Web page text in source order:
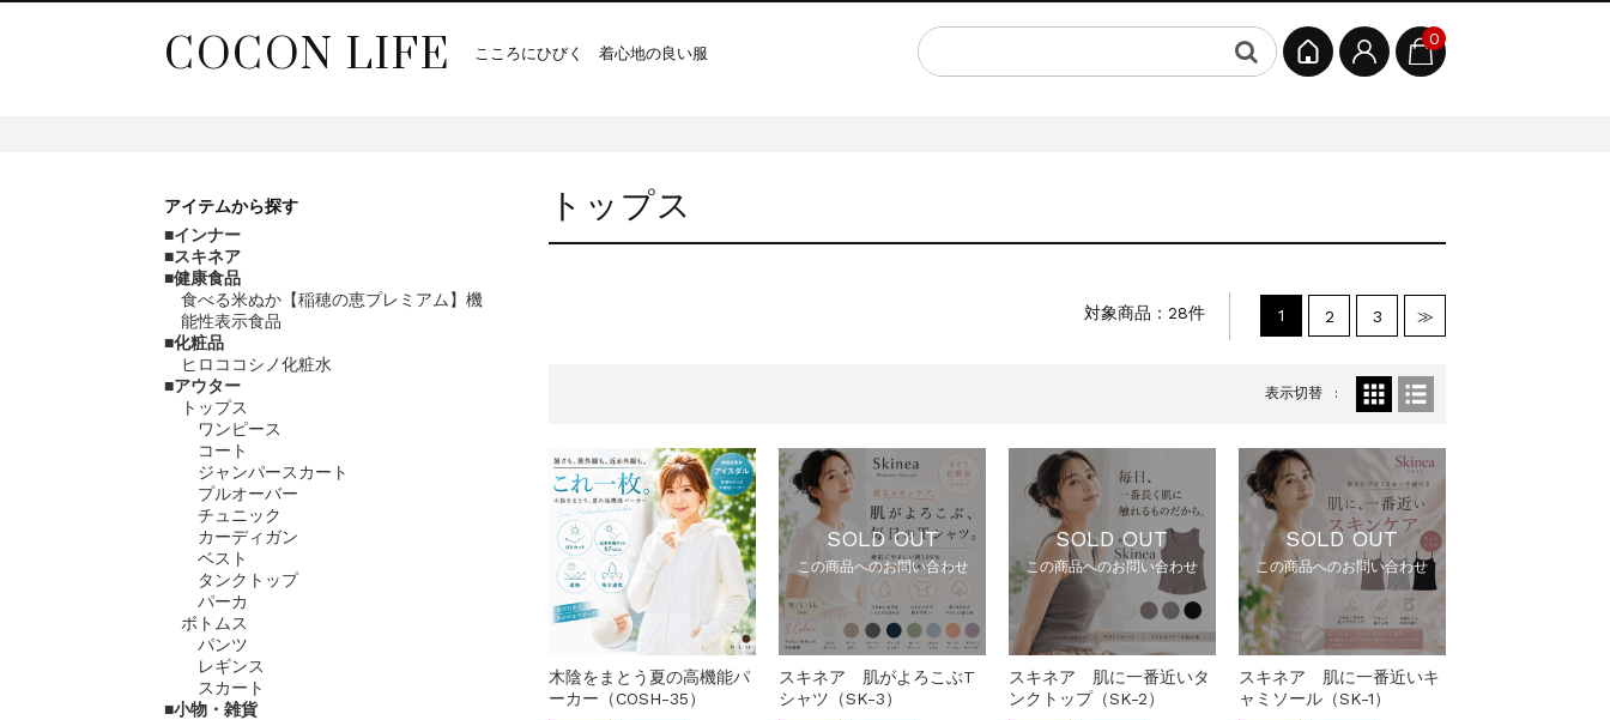
COCON LIFE こころにひびく 着心地の良い服
0
トップス
1 2 3 ≫
対象商品：28件
表示切替
木陰をまとう夏の高機能パ
ーカー（COSH-35）
SOLD OUT
この商品へのお問い合わせ
スキネア 肌がよろこぶT
シャツ（SK-3）
SOLD OUT
この商品へのお問い合わせ
スキネア 肌に一番近いタ
ンクトップ（SK-2）
SOLD OUT
この商品へのお問い合わせ
スキネア 肌に一番近いキ
ャミソール（SK-1）
アイテムから探す
インナー
スキネア
健康食品
食べる米ぬか【稲穂の恵プレミアム】機
能性表示食品
化粧品
ヒロココシノ化粧水
アウター
トップス
ワンピース
コート
ジャンパースカート
プルオーバー
チュニック
カーディガン
ベスト
タンクトップ
パーカ
ボトムス
パンツ
レギンス
スカート
小物・雑貨